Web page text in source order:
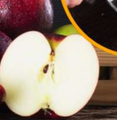
व्यापार
Whatsapp चलाने
करोड़ों लोगों के लिए बड़ा
खतरा, RBI ने…